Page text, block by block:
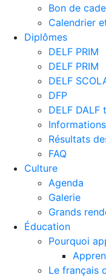
Bon de
Calendrier
Diplômes
DELF PRIM
DELF PRIM
DELF
DFP
DELF
Résultats
FAQ
Culture
Agenda
Galerie
Grands
Éducation
Pourquoi
Le français